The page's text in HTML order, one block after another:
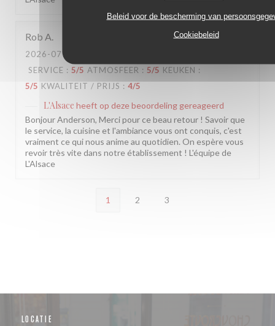
Beleid voor de bescherming van
Cookiebeleid
Rob A
2026-07-24
SERVICE : 5/5 ATMOSFEER : 5/5 KEUKEN :
5/5 KWALITEIT / PRIJS : 4/5
L'Alsace heeft op deze beoordeling gereageerd
Bonjour Anderson, Merci pour ce beau retour ! Savoir que
le service, la cuisine et l'ambiance vous ont conquis, c'est
vraiment ce qui nous anime au quotidien. On espère vous
revoir très vite dans notre établissement ! L'équipe de
L'Alsace
1 2 3
LOCATIE